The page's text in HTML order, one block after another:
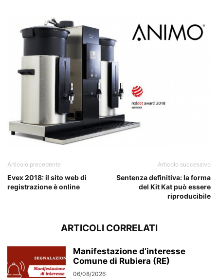
Articolo precedente
Evex 2018: il sito web di
registrazione è online
Articolo successivo
Sentenza definitiva: la forma
del Kit Kat può essere
riproducibile
ARTICOLI CORRELATI
Manifestazione d’interesse
Comune di Rubiera (RE)
06/08/2026